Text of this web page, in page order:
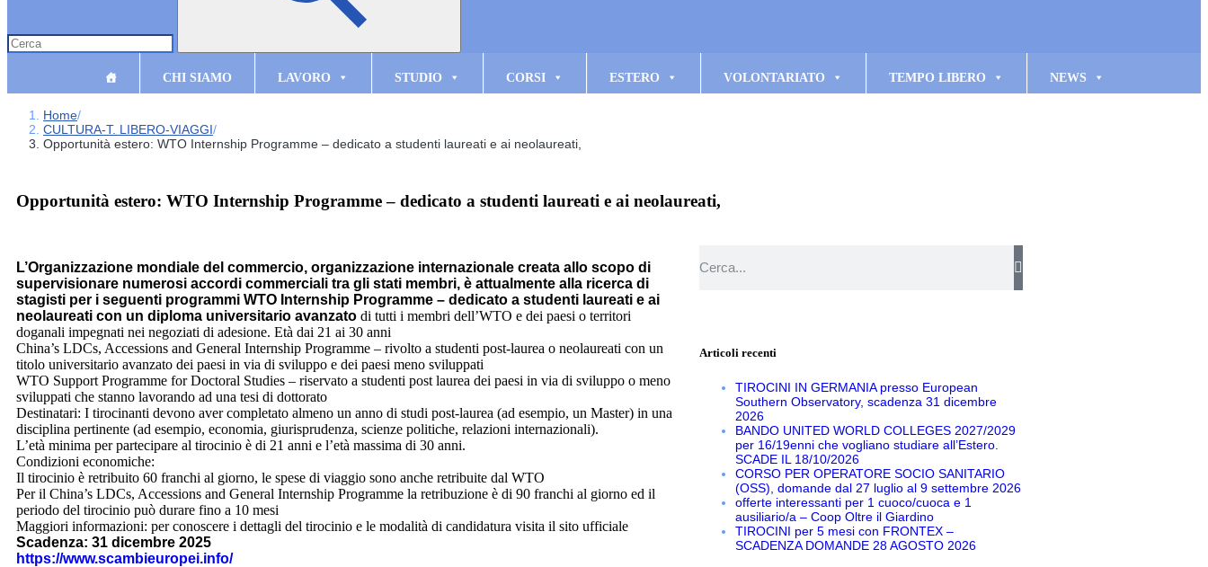
chiusi
CHI SIAMO LAVORO STUDIO CORSI ESTERO VOLONTARIATO TEMPO LIBERO NEWS
Home/
CULTURA-T. LIBERO-VIAGGI/
Opportunità estero: WTO Internship Programme – dedicato a studenti laureati e ai neolaureati,
Opportunità estero: WTO Internship Programme – dedicato a studenti laureati e ai neolaureati,
L’Organizzazione mondiale del commercio, organizzazione internazionale creata allo scopo di
supervisionare numerosi accordi commerciali tra gli stati membri, è attualmente alla ricerca di
stagisti per i seguenti programmi WTO Internship Programme – dedicato a studenti laureati e ai
neolaureati con un diploma universitario avanzato di tutti i membri dell’WTO e dei paesi o territori
doganali impegnati nei negoziati di adesione. Età dai 21 ai 30 anni
China’s LDCs, Accessions and General Internship Programme – rivolto a studenti post-laurea o neolaureati con un
titolo universitario avanzato dei paesi in via di sviluppo e dei paesi meno sviluppati
WTO Support Programme for Doctoral Studies – riservato a studenti post laurea dei paesi in via di sviluppo o meno
sviluppati che stanno lavorando ad una tesi di dottorato
Destinatari: I tirocinanti devono aver completato almeno un anno di studi post-laurea (ad esempio, un Master) in una
disciplina pertinente (ad esempio, economia, giurisprudenza, scienze politiche, relazioni internazionali).
L’età minima per partecipare al tirocinio è di 21 anni e l’età massima di 30 anni.
Condizioni economiche:
Il tirocinio è retribuito 60 franchi al giorno, le spese di viaggio sono anche retribuite dal WTO
Per il China’s LDCs, Accessions and General Internship Programme la retribuzione è di 90 franchi al giorno ed il
periodo del tirocinio può durare fino a 10 mesi
Maggiori informazioni: per conoscere i dettagli del tirocinio e le modalità di candidatura visita il sito ufficiale
Scadenza: 31 dicembre 2025
https://www.scambieuropei.info/
Articoli recenti
TIROCINI IN GERMANIA presso European
Southern Observatory, scadenza 31 dicembre
2026
BANDO UNITED WORLD COLLEGES 2027/2029
per 16/19enni che vogliano studiare all’Estero.
SCADE IL 18/10/2026
CORSO PER OPERATORE SOCIO SANITARIO
(OSS), domande dal 27 luglio al 9 settembre 2026
offerte interessanti per 1 cuoco/cuoca e 1
ausiliario/a – Coop Oltre il Giardino
TIROCINI per 5 mesi con FRONTEX –
SCADENZA DOMANDE 28 AGOSTO 2026